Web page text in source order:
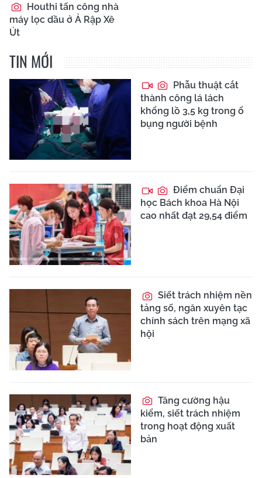
Houthi tấn công nhà
máy lọc dầu ở Ả Rập Xê
Út
TIN MỚI
Phẫu thuật cắt
thành công lá lách
khổng lồ 3,5 kg trong ổ
bụng người bệnh
Điểm chuẩn Đại
học Bách khoa Hà Nội
cao nhất đạt 29,54 điểm
Siết trách nhiệm nền
tảng số, ngăn xuyên tạc
chính sách trên mạng xã
hội
Tăng cường hậu
kiểm, siết trách nhiệm
trong hoạt động xuất
bản